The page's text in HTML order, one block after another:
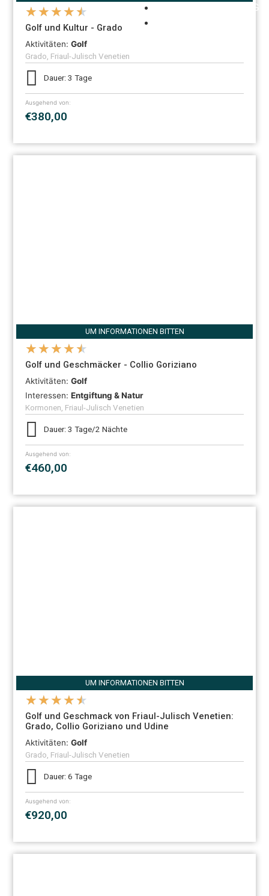
TÄGLICHE ERFAHRUNG
★★★★★
Golf und Kultur - Grado
Aktivitäten:Golf
Grado, Friaul-Julisch Venetien
Dauer: 3 Tage
Ausgehend von:
€380,00
UM INFORMATIONEN BITTEN
★★★★★
Golf und Geschmäcker - Collio Goriziano
Aktivitäten:Golf
Interessen:Entgiftung & Natur
Kormonen, Friaul-Julisch Venetien
Dauer: 3 Tage/2 Nächte
Ausgehend von:
€460,00
UM INFORMATIONEN BITTEN
★★★★★
Golf und Geschmack von Friaul-Julisch Venetien:
Grado, Collio Goriziano und Udine
Aktivitäten:Golf
Grado, Friaul-Julisch Venetien
Dauer: 6 Tage
Ausgehend von:
€920,00